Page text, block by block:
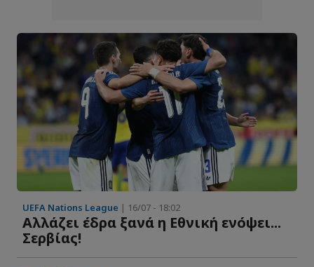
UEFA Nations League | 16/07 - 18:02
Αλλάζει έδρα ξανά η Εθνική ενόψει...
Σερβίας!